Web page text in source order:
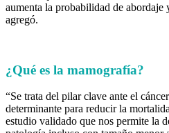
aumenta la probabilidad de abordaje
agregó.
¿Qué es la mamografía?
“Se trata del pilar clave ante el
determinante para reducir la
estudio validado que nos permite la